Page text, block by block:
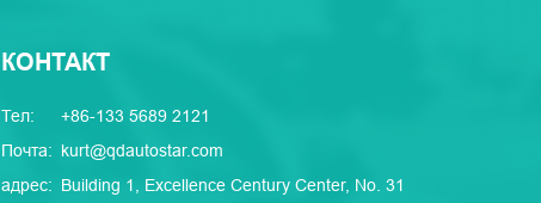
КОНТАКТ
Тел:
+86-133 5689 2121
Почта: kurt@qdautostar.com
адрес: Building 1, Excellence Century Center, No. 31